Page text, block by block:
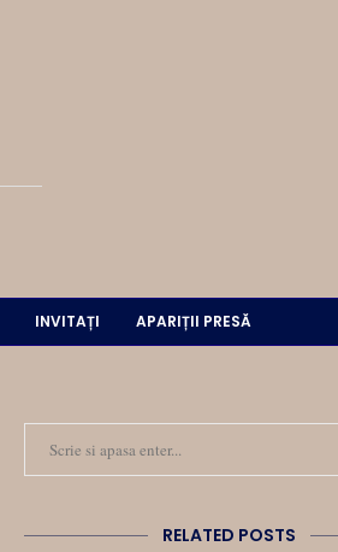
INVITAȚI APARIȚII PRESĂ
RELATED POSTS